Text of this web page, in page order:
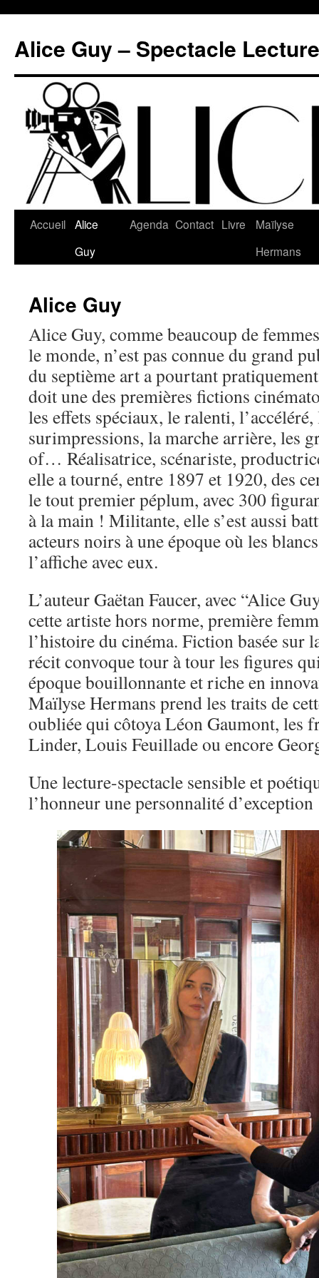
contenu
Alice Guy – Spectacle Lecture
Accueil Alice
Guy
Agenda Contact Livre
Maïlyse
Hermans
Alice Guy
Alice Guy, comme beaucoup de
le monde, n’est pas connue du grand
du septième art a pourtant
doit une des premières fictions
les effets spéciaux, le ralenti,
surimpressions, la marche arrière, les
of… Réalisatrice, scénariste,
elle a tourné, entre 1897 et 1920, des
le tout premier péplum, avec 300
à la main ! Militante, elle s’est aussi
acteurs noirs à une époque où les
l’affiche avec eux.
L’auteur Gaëtan Faucer, avec “Alice
cette artiste hors norme, première
l’histoire du cinéma. Fiction basée sur
récit convoque tour à tour les figures
époque bouillonnante et riche en
Maïlyse Hermans prend les traits de
oubliée qui côtoya Léon Gaumont, les
Linder, Louis Feuillade ou encore
Une lecture-spectacle sensible et
l’honneur une personnalité